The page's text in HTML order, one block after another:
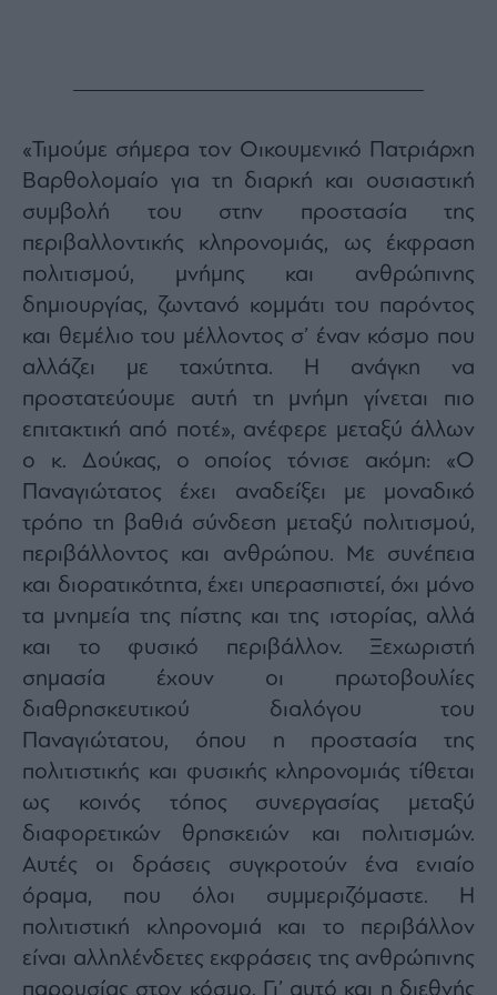
Mononews100
Εγγραφείτε
στο
Newsletter
του
mononews.gr
submitting
your
email,
you
to
our
Terms
and
Privacy
Notice.
can
out
at
time.
site
protected
by
reCAPTCHA
and
Google
Privacy
Policy
and
Terms
of
apply.
«Τιμούμε σήμερα τον Οικουμενικό Πατριάρχη
Βαρθολομαίο για τη διαρκή και ουσιαστική
συμβολή του στην προστασία της
περιβαλλοντικής κληρονομιάς, ως έκφραση
πολιτισμού, μνήμης και ανθρώπινης
δημιουργίας, ζωντανό κομμάτι του παρόντος
και θεμέλιο του μέλλοντος σ’ έναν κόσμο που
αλλάζει με ταχύτητα. Η ανάγκη να
προστατεύουμε αυτή τη μνήμη γίνεται πιο
επιτακτική από ποτέ», ανέφερε μεταξύ άλλων
ο κ. Δούκας, ο οποίος τόνισε ακόμη: «Ο
Παναγιώτατος έχει αναδείξει με μοναδικό
τρόπο τη βαθιά σύνδεση μεταξύ πολιτισμού,
περιβάλλοντος και ανθρώπου. Με συνέπεια
και διορατικότητα, έχει υπερασπιστεί, όχι μόνο
τα μνημεία της πίστης και της ιστορίας, αλλά
και το φυσικό περιβάλλον. Ξεχωριστή
σημασία έχουν οι πρωτοβουλίες
διαθρησκευτικού διαλόγου του
Παναγιώτατου, όπου η προστασία της
πολιτιστικής και φυσικής κληρονομιάς τίθεται
ως κοινός τόπος συνεργασίας μεταξύ
διαφορετικών θρησκειών και πολιτισμών.
Αυτές οι δράσεις συγκροτούν ένα ενιαίο
όραμα, που όλοι συμμεριζόμαστε. Η
πολιτιστική κληρονομιά και το περιβάλλον
είναι αλληλένδετες εκφράσεις της ανθρώπινης
παρουσίας στον κόσμο. Γι’ αυτό και η διεθνής